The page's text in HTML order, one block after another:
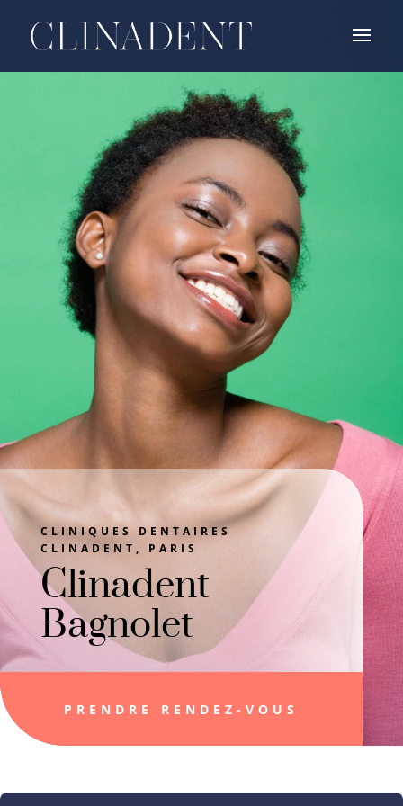
CLINIQUES DENTAIRES
CLINADENT, PARIS
Clinadent
Bagnolet
PRENDRE RENDEZ-VOUS